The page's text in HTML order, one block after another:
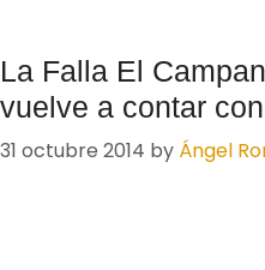
La Falla El
vuelve a contar
31 octubre 2014 by Ángel